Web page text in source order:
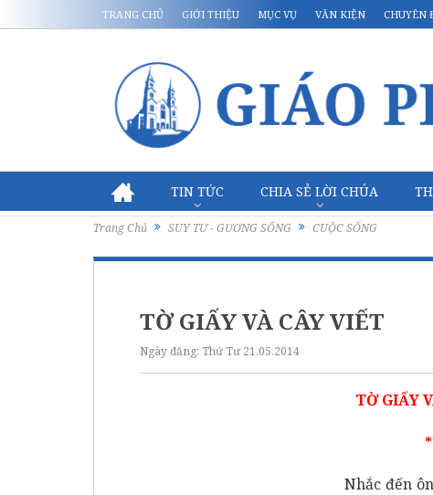
TRANG CHỦ GIỚI THIỆU MỤC VỤ VĂN KIỆN CHUYÊN
TIN TỨC CHIA SẺ LỜI CHÚA
Trang Chủ SUY TƯ - GƯƠNG SỐNG CUỘC SỐNG
TỜ GIẤY VÀ CÂY VIẾT
Ngày đăng: Thứ Tư 21.05.2014
TỜ GIẤY
Nhắc đến